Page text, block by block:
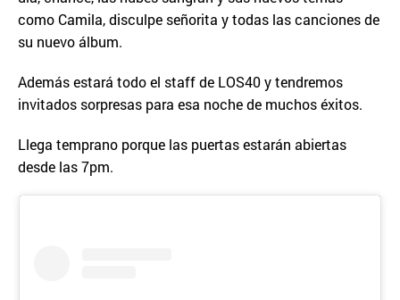
como Camila, disculpe señorita y todas las canciones de
su nuevo álbum.
Además estará todo el staff de LOS40 y tendremos
invitados sorpresas para esa noche de muchos éxitos.
Llega temprano porque las puertas estarán abiertas
desde las 7pm.